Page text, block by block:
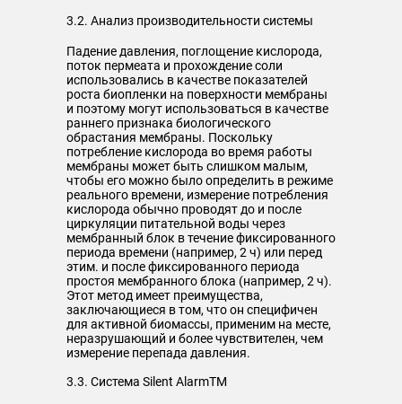
3.2. Анализ производительности системы
Падение давления, поглощение кислорода,
поток пермеата и прохождение соли
использовались в качестве показателей
роста биопленки на поверхности мембраны
и поэтому могут использоваться в качестве
раннего признака биологического
обрастания мембраны. Поскольку
потребление кислорода во время работы
мембраны может быть слишком малым,
чтобы его можно было определить в режиме
реального времени, измерение потребления
кислорода обычно проводят до и после
циркуляции питательной воды через
мембранный блок в течение фиксированного
периода времени (например, 2 ч) или перед
этим. и после фиксированного периода
простоя мембранного блока (например, 2 ч).
Этот метод имеет преимущества,
заключающиеся в том, что он специфичен
для активной биомассы, применим на месте,
неразрушающий и более чувствителен, чем
измерение перепада давления.
3.3. Система Silent AlarmTM